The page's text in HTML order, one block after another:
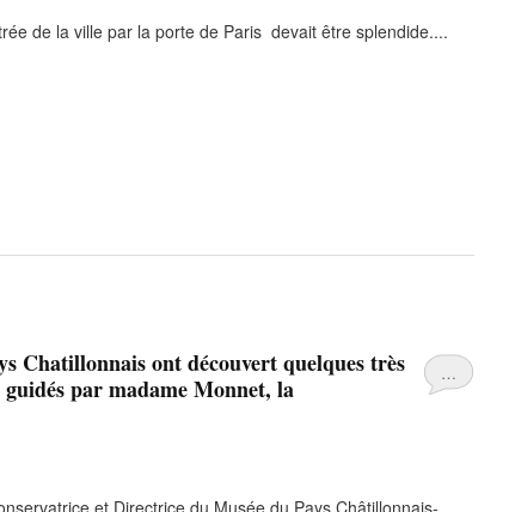
de la ville par la porte de Paris devait être splendide....
…
Chatillonnais ont découvert quelques très
par madame Monnet, la
et Directrice du Musée du Pays Châtillonnais-